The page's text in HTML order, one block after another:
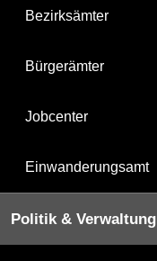
Bezirksämter
Bürgerämter
Jobcenter
Einwanderungsamt
Politik & Verwaltung